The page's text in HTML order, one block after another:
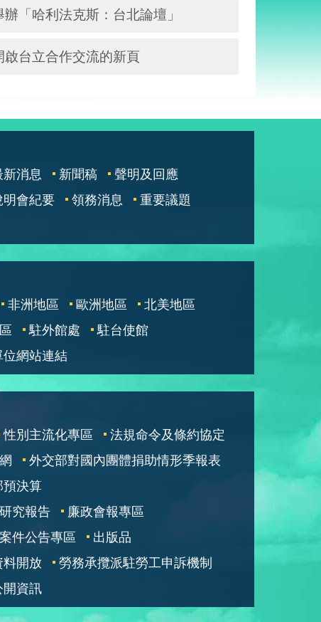
「哈利法克斯：台北論壇」
台立合作交流的新頁
新消息 新聞稿
聲明及回應
明會紀要 領務消息
重要議題
非洲地區 歐洲地區
北美地區
駐外館處
駐台使館
位網站連結
性別主流化專區
法規命令及條約協定
外交部對國內團體捐助情形季報表
預決算
究報告
廉政會報專區
件公告專區
出版品
料開放
勞務承攬派駐勞工申訴機制
開資訊